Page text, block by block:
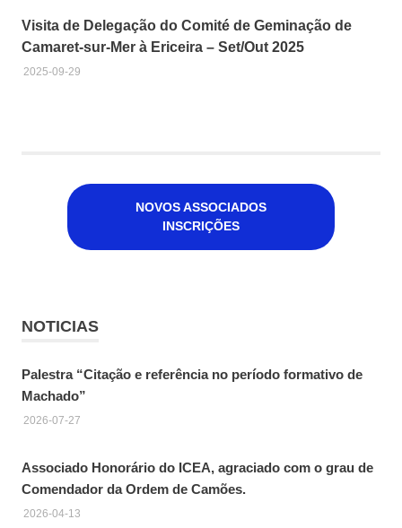
Visita de Delegação do Comité de Geminação de
Camaret-sur-Mer à Ericeira – Set/Out 2025
2025-09-29
NOVOS ASSOCIADOS
INSCRIÇÕES
NOTICIAS
Palestra “Citação e referência no período formativo de
Machado”
2026-07-27
Associado Honorário do ICEA, agraciado com o grau de
Comendador da Ordem de Camões.
2026-04-13